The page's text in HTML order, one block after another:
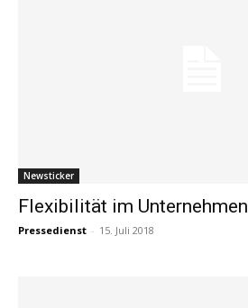
Newsticker
Flexibilität im Unternehmen
Pressedienst - 15. Juli 2018